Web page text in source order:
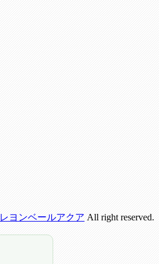
レヨンベールアクア All right reserved.